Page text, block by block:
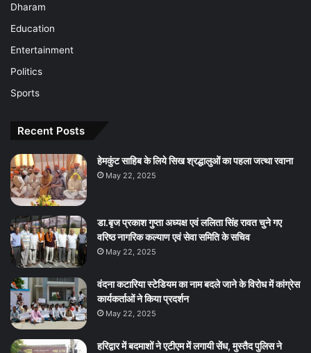
Dharam
Education
Entertainment
Politics
Sports
Recent Posts
हेमकुंट साहिब के लिये सिख श्रद्धालुओं का पहला जत्था रवाना
May 22, 2025
डा.बृज प्रकाश गुप्ता अध्यक्ष एवं ललिता सिंह रावत चुने गए
वरिष्ठ नागरिक कल्याण एवं सेवा समिति के सचिव
May 22, 2025
वंदना कटारिया स्टेडियम का नाम बदले जाने के विरोध में कांग्रेस
कार्यकर्ताओं ने किया प्रदर्शन
May 22, 2025
हरिद्वार में बदमाशों ने एटीएम में लगायी सेंध, मुस्तैद पुलिस ने